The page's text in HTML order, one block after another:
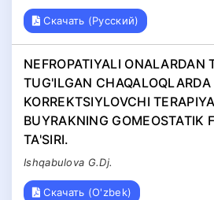
Скачать (Русский)
NEFROPATIYALI ONALARDAN
TUG'ILGAN CHAQALOQLARDA
KORREKTSIYLOVCHI
BUYRAKNING GOMEOSTATIK
TA'SIRI.
Ishqabulova G.Dj.
Скачать (O'zbek)